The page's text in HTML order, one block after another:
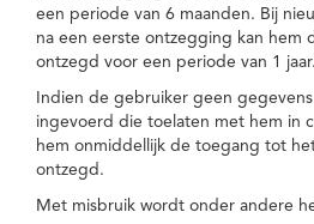
een periode van 6 maanden. Bij
na een eerste ontzegging kan hem
ontzegd voor een periode van 1 jaar.
Indien de gebruiker geen
ingevoerd die toelaten met hem in
hem onmiddellijk de toegang tot
ontzegd.
Met misbruik wordt onder andere